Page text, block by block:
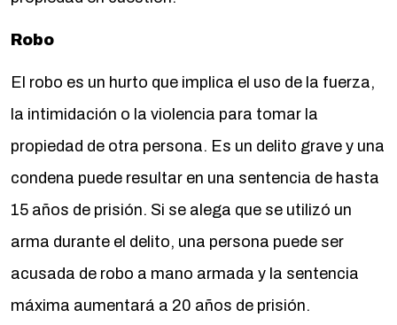
Robo
El robo es un hurto que implica el uso de la fuerza,
la intimidación o la violencia para tomar la
propiedad de otra persona. Es un delito grave y una
condena puede resultar en una sentencia de hasta
15 años de prisión. Si se alega que se utilizó un
arma durante el delito, una persona puede ser
acusada de robo a mano armada y la sentencia
máxima aumentará a 20 años de prisión.